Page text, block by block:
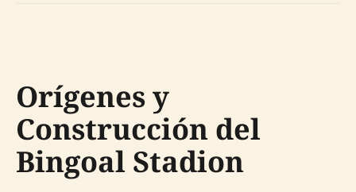
Orígenes y
Construcción del
Bingoal Stadion